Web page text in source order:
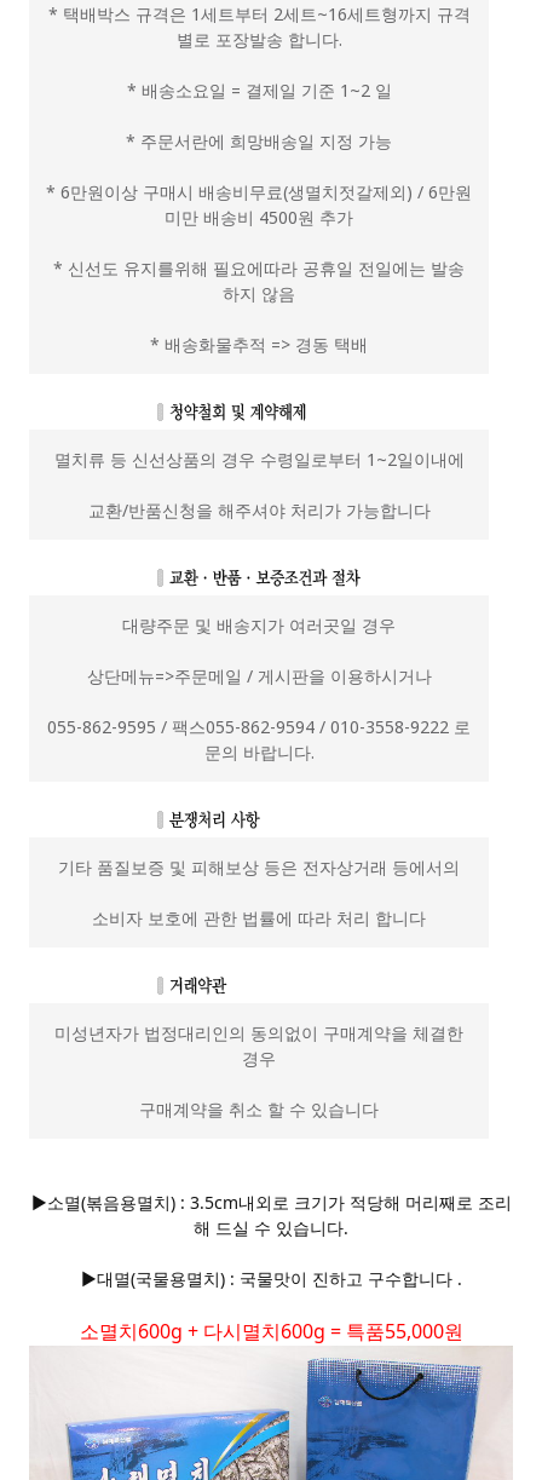
* 택배박스 규격은 1세트부터 2세트~16세트형까지 규격
별로 포장발송 합니다.
* 배송소요일 = 결제일 기준 1~2 일
* 주문서란에 희망배송일 지정 가능
* 6만원이상 구매시 배송비무료(생멸치젓갈제외) / 6만원
미만 배송비 4500원 추가
* 신선도 유지를위해 필요에따라 공휴일 전일에는 발송
하지 않음
* 배송화물추적 => 경동 택배
멸치류 등 신선상품의 경우 수령일로부터 1~2일이내에
교환/반품신청을 해주셔야 처리가 가능합니다
대량주문 및 배송지가 여러곳일 경우
상단메뉴=>주문메일 / 게시판을 이용하시거나
055-862-9595 / 팩스055-862-9594 / 010-3558-9222 로
문의 바랍니다.
기타 품질보증 및 피해보상 등은 전자상거래 등에서의
소비자 보호에 관한 법률에 따라 처리 합니다
미성년자가 법정대리인의 동의없이 구매계약을 체결한
경우
구매계약을 취소 할 수 있습니다
▶소멸(볶음용멸치) : 3.5cm내외로 크기가 적당해 머리째로 조리
해 드실 수 있습니다.
▶대멸(국물용멸치) : 국물맛이 진하고 구수합니다 .
소멸치600g + 다시멸치600g = 특품55,000원